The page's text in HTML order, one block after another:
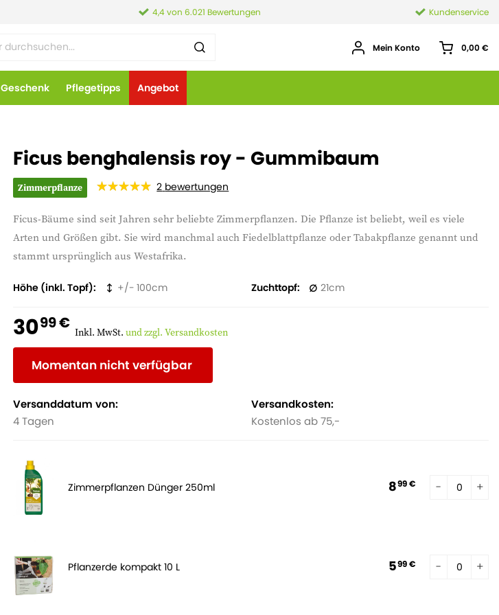
4,4 von 6.021 Bewertungen Kundenservice
Mein Konto 0,00 €
Geschenk Pflegetipps Angebot
Ficus benghalensis roy - Gummibaum
Zimmerpflanze 2 bewertungen
Ficus-Bäume sind seit Jahren sehr beliebte Zimmerpflanzen. Die Pflanze ist beliebt, weil es viele
Arten und Größen gibt. Sie wird manchmal auch Fiedelblattpflanze oder Tabakpflanze genannt und
stammt ursprünglich aus Westafrika.
Höhe (inkl. Topf) 100 Zuchttopf 21
3099 € Inkl. MwSt.und zzgl. Versandkosten
Momentan nicht verfügbar
Versanddatum von:
4 Tagen
Versandkosten:
Kostenlos ab 75,-
Zimmerpflanzen Dünger 250ml 899 €
Pflanzerde kompakt 10 L 599 €